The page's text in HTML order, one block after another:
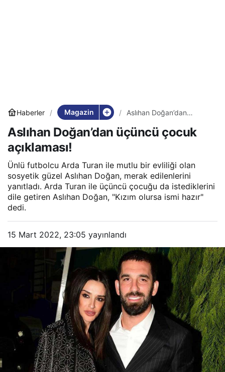
Haberler Magazin
Aslıhan Doğan’dan
Aslıhan Doğan’dan üçüncü çocuk
açıklaması!
Ünlü futbolcu Arda Turan ile mutlu bir evliliği olan
sosyetik güzel Aslıhan Doğan, merak edilenlerini
yanıtladı. Arda Turan ile üçüncü çocuğu da istediklerini
dile getiren Aslıhan Doğan, "Kızım olursa ismi hazır"
dedi.
15 Mart 2022, 23:05 yayınlandı